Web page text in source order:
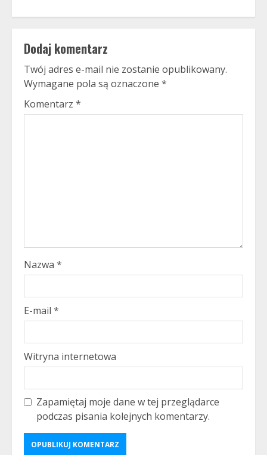
Dodaj komentarz
Twój adres e-mail nie zostanie opublikowany.
Wymagane pola są oznaczone *
Komentarz *
Nazwa *
E-mail *
Witryna internetowa
Zapamiętaj moje dane w tej przeglądarce
podczas pisania kolejnych komentarzy.